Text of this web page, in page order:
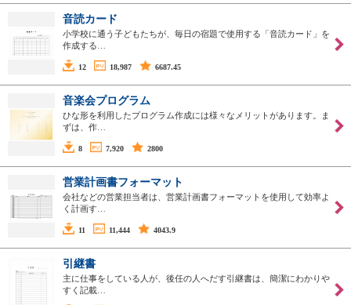
音読カード
小学校に通う子どもたちが、毎日の宿題で使用する「音読カード」を
作成する…
12 18,987 6687.45
音楽会プログラム
ひな形を利用したプログラム作成には様々なメリットがあります。ま
ずは、作…
8 7,920 2800
営業計画書フォーマット
会社などの営業担当者は、営業計画書フォーマットを使用して効率よ
く計画す…
11 11,444 4043.9
引継書
主に仕事をしている人が、後任の人へだす引継書は、簡潔にわかりや
すく記載…